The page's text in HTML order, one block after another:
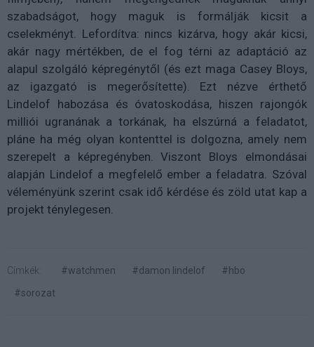
szabadságot, hogy maguk is formálják kicsit a
cselekményt. Lefordítva: nincs kizárva, hogy akár kicsi,
akár nagy mértékben, de el fog térni az adaptáció az
alapul szolgáló képregénytől (és ezt maga Casey Bloys,
az igazgató is megerősítette). Ezt nézve érthető
Lindelof habozása és óvatoskodása, hiszen rajongók
milliói ugranának a torkának, ha elszúrná a feladatot,
pláne ha még olyan kontenttel is dolgozna, amely nem
szerepelt a képregényben. Viszont Bloys elmondásai
alapján Lindelof a megfelelő ember a feladatra. Szóval
véleményünk szerint csak idő kérdése és zöld utat kap a
projekt ténylegesen.
Címkék: #watchmen #damon lindelof
#hbo
#sorozat